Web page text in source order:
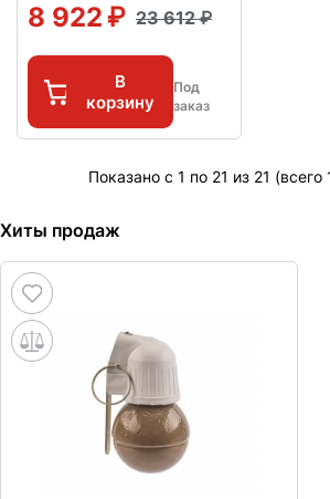
8 922 23 612
В
корзину
Под
заказ
Показано с 1 по 21 из 21 (всего
Хиты продаж